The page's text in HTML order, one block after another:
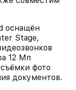
Stage,
12 Мп
фото
документов.